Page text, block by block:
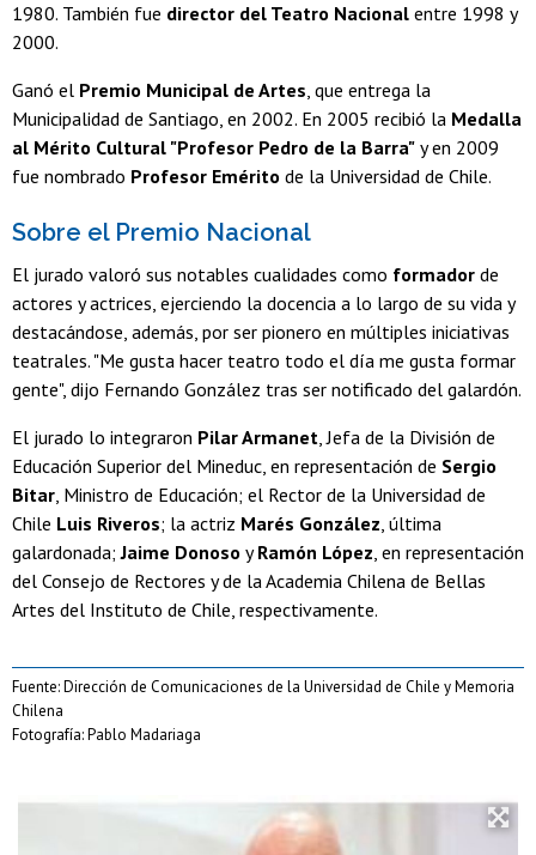
1980. También fue director del Teatro Nacional entre 1998 y
2000.
Ganó el Premio Municipal de Artes, que entrega la
Municipalidad de Santiago, en 2002. En 2005 recibió la Medalla
al Mérito Cultural "Profesor Pedro de la Barra" y en 2009
fue nombrado Profesor Emérito de la Universidad de Chile.
Sobre el Premio Nacional
El jurado valoró sus notables cualidades como formador de
actores y actrices, ejerciendo la docencia a lo largo de su vida y
destacándose, además, por ser pionero en múltiples iniciativas
teatrales. "Me gusta hacer teatro todo el día me gusta formar
gente", dijo Fernando González tras ser notificado del galardón.
El jurado lo integraron Pilar Armanet, Jefa de la División de
Educación Superior del Mineduc, en representación de Sergio
Bitar, Ministro de Educación; el Rector de la Universidad de
Chile Luis Riveros; la actriz Marés González, última
galardonada;Jaime Donoso yRamón López, en representación
del Consejo de Rectores y de la Academia Chilena de Bellas
Artes del Instituto de Chile, respectivamente.
Fuente: Dirección de Comunicaciones de la Universidad de Chile y Memoria
Chilena
Fotografía: Pablo Madariaga